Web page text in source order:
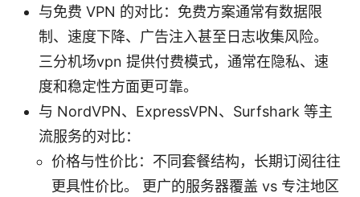
与免费 VPN 的对比：免费方案通常有数据限
制、速度下降、广告注入甚至日志收集风险。
三分机场vpn 提供付费模式，通常在隐私、速
度和稳定性方面更可靠。
与 NordVPN、ExpressVPN、Surfshark 等主
流服务的对比：
价格与性价比：不同套餐结构，长期订阅往往
更具性价比。 更广的服务器覆盖 vs 专注地区